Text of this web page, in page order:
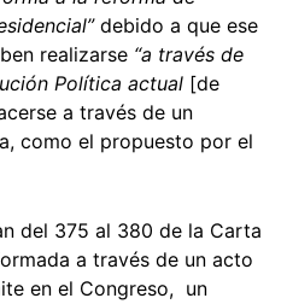
debido a que ese
realizarse “a través de
Política actual [de
a través de un
como el propuesto por el
del 375 al 380 de la Carta
a través de un acto
en el Congreso, un